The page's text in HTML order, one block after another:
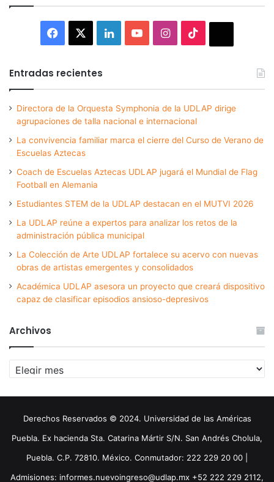
Facebook LinkedInYouTubeInstagram
Entradas recientes
Directora de la Orquesta Symphonia de la UDLAP dirige
agrupaciones de talla nacional e internacional
La convivencia familiar marca el cierre del Curso de Verano de
Escuelas Aztecas
Coach de Escuelas Aztecas UDLAP jugará el Mundial de Flag
Football en Alemania
Estudiantes STEM de la UDLAP destacan en el MUTVI 2026
La UDLAP reúne a expertos para analizar los retos de la
administración pública municipal
La Colección de Arte UDLAP fortalece su acervo con nuevas
obras de artistas emergentes y consolidados
Académica UDLAP asesora un proyecto que creará dispositivo
capaz de clasificar episodios ansioso-depresivos
Archivos
Archivos
Derechos Reservados © 2024. Universidad de las Américas
Puebla. Ex hacienda Sta. Catarina Mártir S/N. San Andrés Cholula,
Puebla. C.P. 72810. México. Conmutador: 222 229 20 00 |
Admisiones: informes.nuevoingreso@udlap.mx +52 222 229 2112,